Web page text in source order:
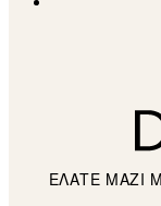
ΕΛΑΤΕ ΜΑΖΙ